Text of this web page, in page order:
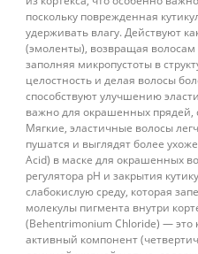
поскольку поврежденная
удерживать влагу. Действуют
(эмоленты), возвращая волосам
заполняя микропустоты в
целостность и делая волосы
способствуют улучшению
важно для окрашенных прядей,
Мягкие, эластичные волосы
пушатся и выглядят более
Acid) в маске для окрашенных
регулятора pH и закрытия
слабокислую среду, которая
молекулы пигмента внутри
(Behentrimonium Chloride) — это
активный компонент